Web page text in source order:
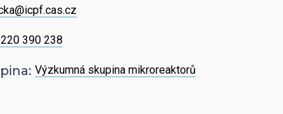
a ombudsmanka
390 238
Výzkumná skupina mikroreaktorů